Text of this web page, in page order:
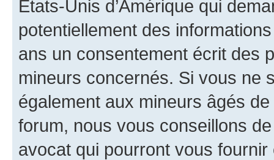
États-Unis d’Amérique qui
potentiellement des
ans un consentement écrit des
mineurs concernés. Si vous ne
également aux mineurs âgés
forum, nous vous conseillons
avocat qui pourront vous